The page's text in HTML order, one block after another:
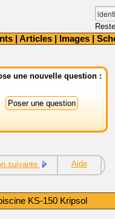
| Articles | Images |
une nouvelle question :
suivante Aide
KS-150 Kripsol